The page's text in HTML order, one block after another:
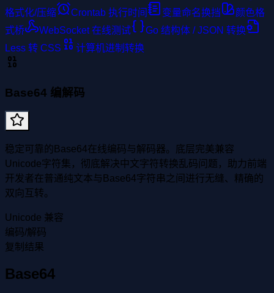
格式化/压缩
Crontab 执行时间 变量命名换挡
颜色格
式桥
WebSocket 在线测试
Go 结构体 / JSON 转换
Less 转 CSS
计算机进制转换
Base64 编解码
稳定可靠的Base64在线编码与解码器。底层完美兼容
Unicode字符集，彻底解决中文字符转换乱码问题，助力前端
开发者在普通纯文本与Base64字符串之间进行无缝、精确的
双向互转。
Unicode 兼容
编码/解码
复制结果
Base64